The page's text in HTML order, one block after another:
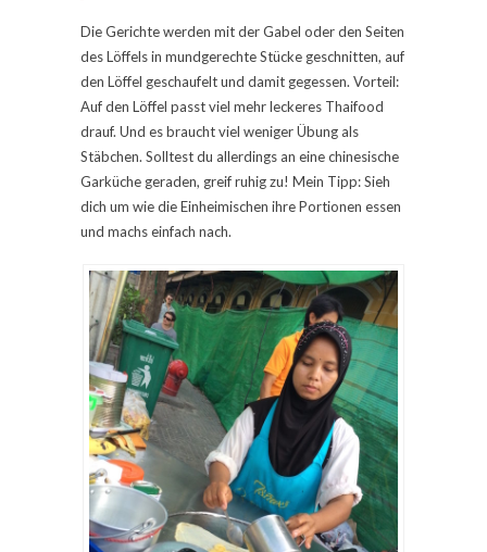
Die Gerichte werden mit der Gabel oder den Seiten
des Löffels in mundgerechte Stücke geschnitten, auf
den Löffel geschaufelt und damit gegessen. Vorteil:
Auf den Löffel passt viel mehr leckeres Thaifood
drauf. Und es braucht viel weniger Übung als
Stäbchen. Solltest du allerdings an eine chinesische
Garküche geraden, greif ruhig zu! Mein Tipp: Sieh
dich um wie die Einheimischen ihre Portionen essen
und machs einfach nach.